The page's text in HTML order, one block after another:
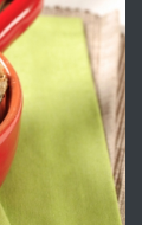
преди 2 години
НА
преди 2 години